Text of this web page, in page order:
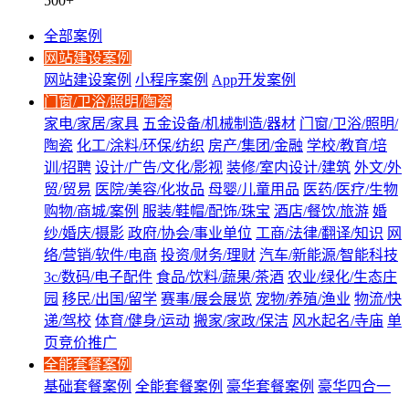
全部案例
网站建设案例
网站建设案例 小程序案例 App开发案例
门窗/卫浴/照明/陶瓷
家电/家居/家具 五金设备/机械制造/器材 门窗/卫浴/照明/
陶瓷 化工/涂料/环保/纺织 房产/集团/金融 学校/教育/培
训/招聘 设计/广告/文化/影视 装修/室内设计/建筑 外文/外
贸/贸易 医院/美容/化妆品 母婴/儿童用品 医药/医疗/生物
购物/商城/案例 服装/鞋帽/配饰/珠宝 酒店/餐饮/旅游 婚
纱/婚庆/摄影 政府/协会/事业单位 工商/法律/翻译/知识 网
络/营销/软件/电商 投资/财务/理财 汽车/新能源/智能科技
3c/数码/电子配件 食品/饮料/蔬果/茶酒 农业/绿化/生态庄
园 移民/出国/留学 赛事/展会展览 宠物/养殖/渔业 物流/快
递/驾校 体育/健身/运动 搬家/家政/保洁 风水起名/寺庙 单
页竞价推广
全能套餐案例
基础套餐案例 全能套餐案例 豪华套餐案例 豪华四合一